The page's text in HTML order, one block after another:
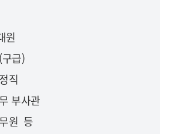
원
급)
직
부사관
원 등